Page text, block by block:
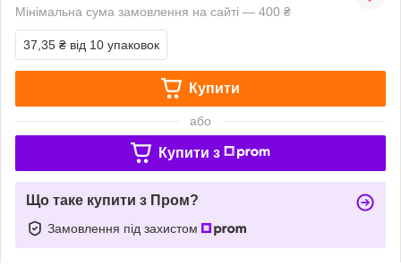
Мінімальна сума замовлення на сайті — 400 ₴
37,35 ₴ від 10 упаковок
Купити
або
Купити з
Що таке купити з Пром?
Замовлення під захистом